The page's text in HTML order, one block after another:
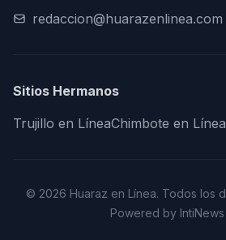
redaccion@huarazenlinea.com
Sitios Hermanos
Trujillo en LíneaChimbote en Línea
© 2026 Huaraz en Línea. Todos los
Powered by IntiNews